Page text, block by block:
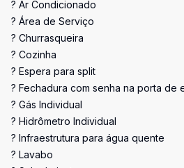
? Ar Condicionado
? Área de Serviço
? Churrasqueira
? Cozinha
? Espera para split
? Fechadura com senha na porta de
? Gás Individual
? Hidrômetro Individual
? Infraestrutura para água quente
? Lavabo